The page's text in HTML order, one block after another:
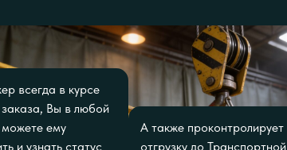
всегда в курсе
Вы в любой
ему
и узнать статус
А также проконтролирует
отгрузку до Транспортной